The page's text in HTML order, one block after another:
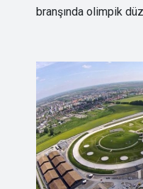
branşında olimpik